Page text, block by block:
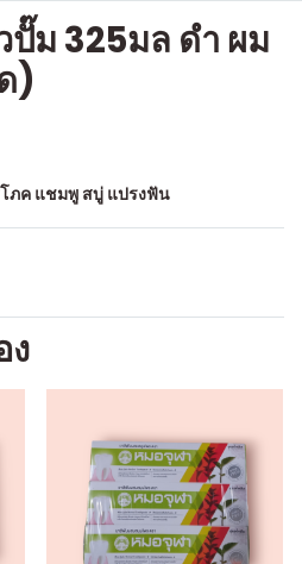
ม 325มล ดำ ผม
)
ภค แชมพู สบู่ แปรงฟัน
ง